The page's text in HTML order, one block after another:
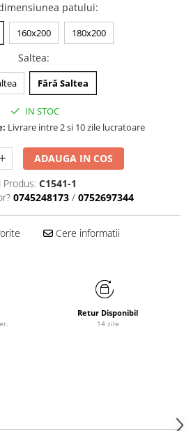
patului:
160x200 180x200
Saltea:
Fără Saltea
IN STOC
Livrare intre 2 si 10 zile lucratoare
ADAUGA IN COS
Produs: C1541-1
0745248173 / 0752697344
Cere informatii
Retur Disponibil
14 zile